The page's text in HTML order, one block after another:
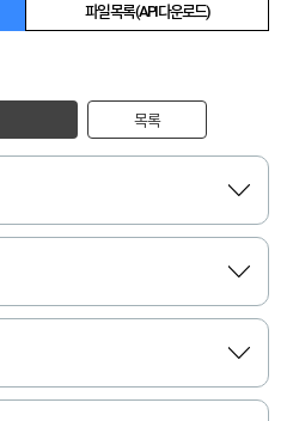
파일 목록 (API 다운로드)
목록